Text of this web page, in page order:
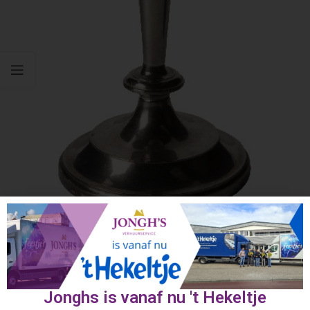
Click to enlarge
Home Tafelaccessoires Kandelaars
Kandelaar 1-pits Zilver
Jonghs is vanaf nu 't Hekeltje